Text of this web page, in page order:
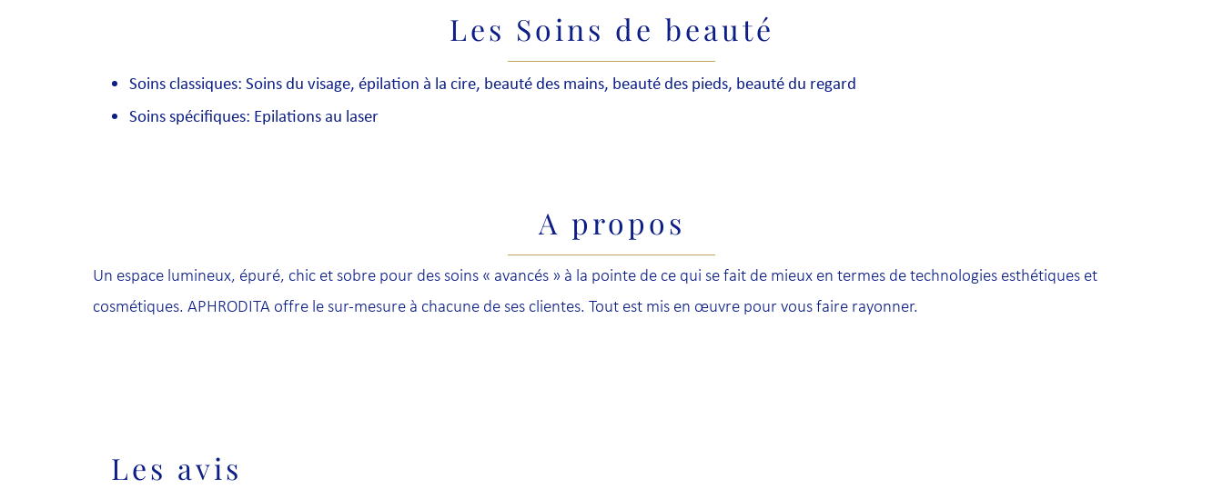
Les Soins de beauté
Soins classiques: Soins du visage, épilation à la cire, beauté des mains, beauté des pieds, beauté du regard
Soins spécifiques: Epilations au laser
A propos
Un espace lumineux, épuré, chic et sobre pour des soins « avancés » à la pointe de ce qui se fait de mieux en termes de technologies esthétiques et
cosmétiques. APHRODITA offre le sur-mesure à chacune de ses clientes. Tout est mis en œuvre pour vous faire rayonner.
Les avis